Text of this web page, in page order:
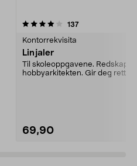
137anmeldelser
Kontorrekvisita
Linjaler
Til skoleoppgavene. Redskap for
hobbyarkitekten. Gir deg rette
69,90
4.5 av 5 stjerner